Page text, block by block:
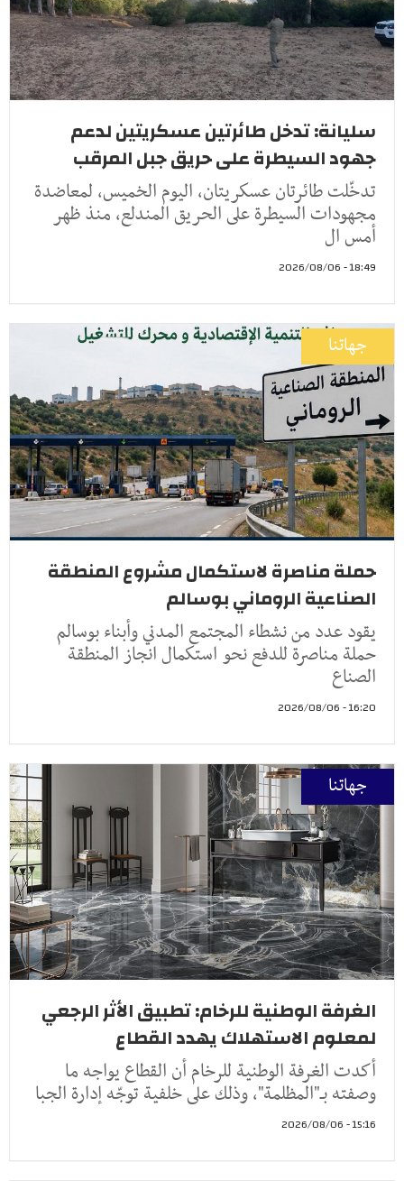
سليانة: تدخل طائرتين عسكريتين لدعم
جهود السيطرة على حريق جبل المرقب
تدخّلت طائرتان عسكريتان، اليوم الخميس، لمعاضدة
مجهودات السيطرة على الحريق المندلع، منذ ظهر
أمس ال
18:49 - 2026/08/06
جهاتنا
حملة مناصرة لاستكمال مشروع المنطقة
الصناعية الروماني بوسالم
يقود عدد من نشطاء المجتمع المدني وأبناء بوسالم
حملة مناصرة للدفع نحو استكمال انجاز المنطقة
الصناع
16:20 - 2026/08/06
جهاتنا
الغرفة الوطنية للرخام: تطبيق الأثر الرجعي
لمعلوم الاستهلاك يهدد القطاع
أكدت الغرفة الوطنية للرخام أن القطاع يواجه ما
وصفته بـ"المظلمة"، وذلك على خلفية توجّه إدارة الجبا
15:16 - 2026/08/06